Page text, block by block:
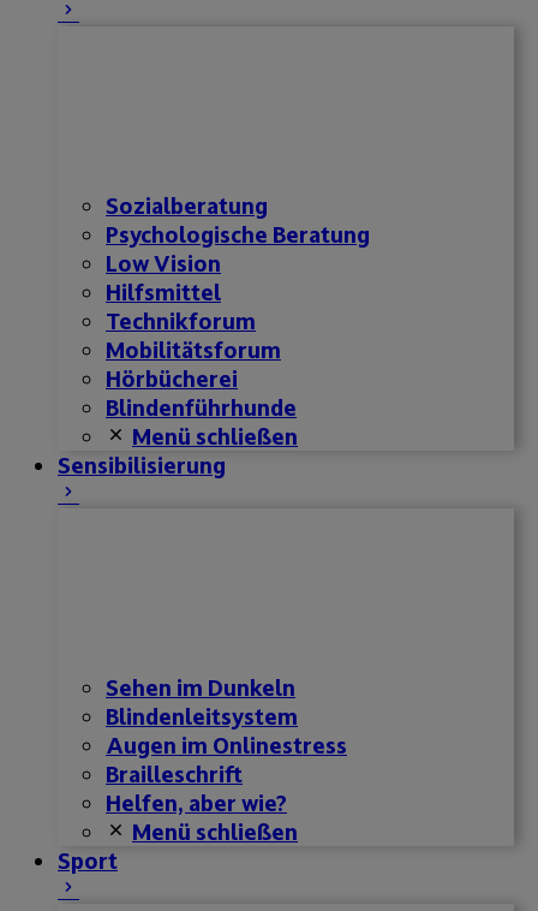
Sozialberatung
Psychologische Beratung
Low Vision
Hilfsmittel
Technikforum
Mobilitätsforum
Hörbücherei
Blindenführhunde
Menü schließen
Sensibilisierung
Sehen im Dunkeln
Blindenleitsystem
Augen im Onlinestress
Brailleschrift
Helfen, aber wie?
Menü schließen
Sport